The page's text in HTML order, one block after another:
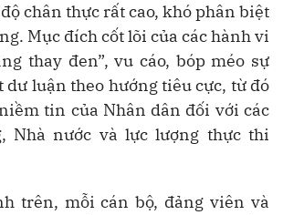
chân thực rất cao, khó phân biệt
Mục đích cốt lõi của các hành vi
thay đen”, vu cáo, bóp méo sự
dư luận theo hướng tiêu cực, từ đó
tin của Nhân dân đối với các
Nhà nước và lực lượng thực thi
trên, mỗi cán bộ, đảng viên và